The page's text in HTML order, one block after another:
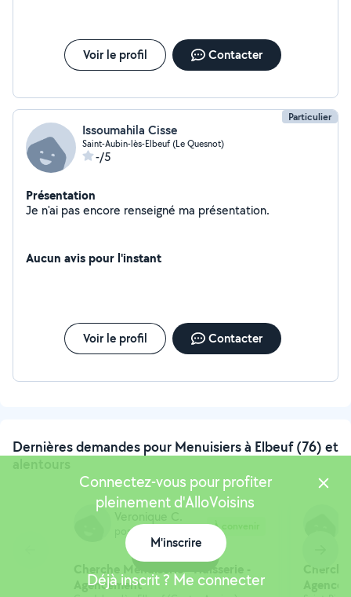
Voir le profil Contacter
Particulier
Issoumahila Cisse
Saint-Aubin-lès-Elbeuf (Le Quesnot)
-/5
Présentation
Je n'ai pas encore renseigné ma présentation.
Aucun avis pour l'instant
Voir le profil Contacter
Dernières demandes pour Menuisiers à Elbeuf (76) et
postée hier À convenir
Agencement
Connectez-vous pour profiter
pleinement d'AlloVoisins
M'inscrire
Déjà inscrit ? Me connecter